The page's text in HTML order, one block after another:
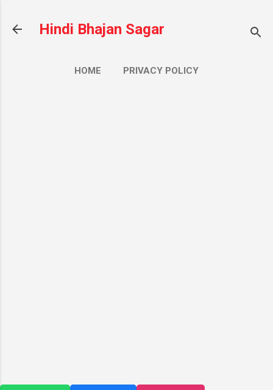
Hindi Bhajan Sagar
HOME PRIVACY POLICY